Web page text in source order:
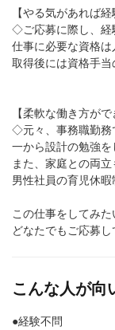
【やる気があれば
◇ご応募に際し、経
仕事に必要な資格は
取得後には資格手当
【柔軟な働き方がで
◇元々、事務職勤務
一から設計の勉強を
また、家庭との両
男性社員の育児休暇
この仕事をしてみ
どなたでもご応募し
こんな人が向
●経験不問